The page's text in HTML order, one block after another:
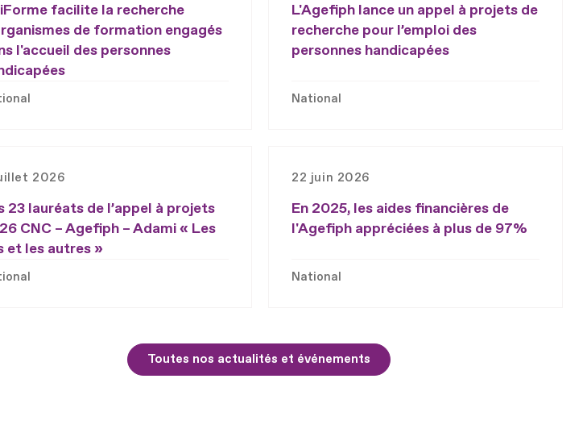
facilite la recherche
de formation engagés
l'accueil des personnes
L'Agefiph lance un appel à projets de
recherche pour l’emploi des
personnes handicapées
National
2026
23 lauréats de l’appel à projets
CNC – Agefiph – Adami « Les
et les autres »
22 juin 2026
En 2025, les aides financières de
l'Agefiph appréciées à plus de 97%
National
Toutes nos actualités et événements